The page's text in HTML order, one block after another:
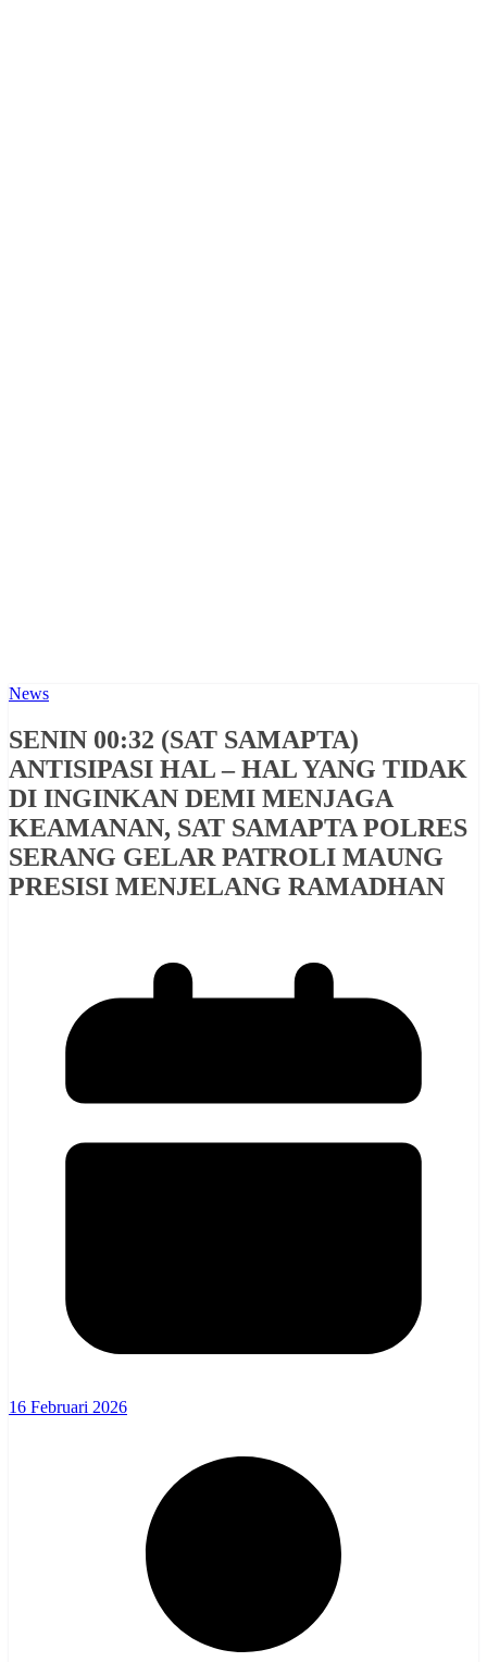
News
SENIN 00:32 (SAT SAMAPTA)
ANTISIPASI HAL – HAL YANG TIDAK
DI INGINKAN DEMI MENJAGA
KEAMANAN, SAT SAMAPTA POLRES
SERANG GELAR PATROLI MAUNG
PRESISI MENJELANG RAMADHAN
16 Februari 2026